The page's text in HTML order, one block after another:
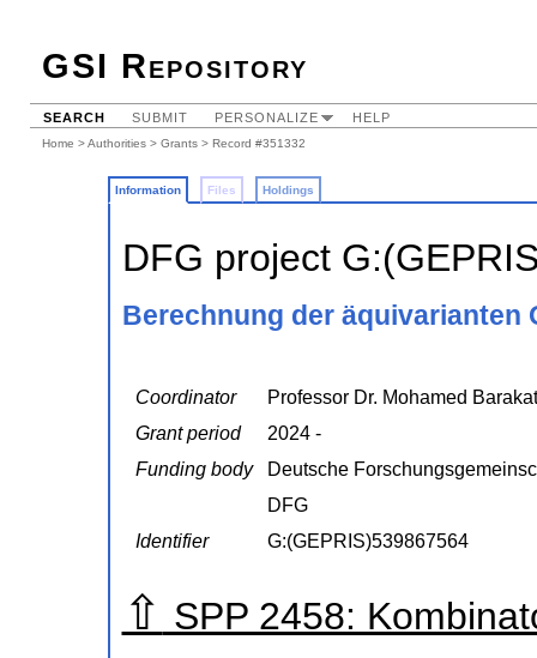
GSI Repository
SEARCH SUBMIT PERSONALIZE HELP
Home >Authorities > Grants > Record #351332
Information Files Holdings
DFG project
Berechnung der äquivarianten
Coordinator
Professor Dr. Mohamed Barakat
Grant period
2024 -
Funding body
Deutsche
DFG
Identifier
G:(GEPRIS)539867564
⇧ SPP 2458: